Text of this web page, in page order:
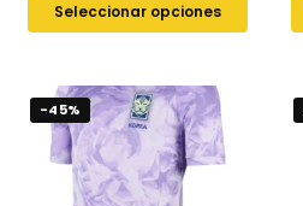
Seleccionar opciones
-45%